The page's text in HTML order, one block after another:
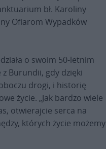
bł. Karoliny
Ofiarom Wypadków
o swoim 50-letnim
Burundii, gdy dzięki
drogi, i historię
życie. „Jak bardzo wiele
otwierajcie serca na
których życie możemy